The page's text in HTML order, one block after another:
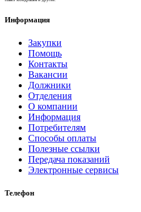
Информация
Закупки
Помощь
Контакты
Вакансии
Должники
Отделения
О компании
Информация
Потребителям
Способы оплаты
Полезные ссылки
Передача показаний
Электронные сервисы
Телефон